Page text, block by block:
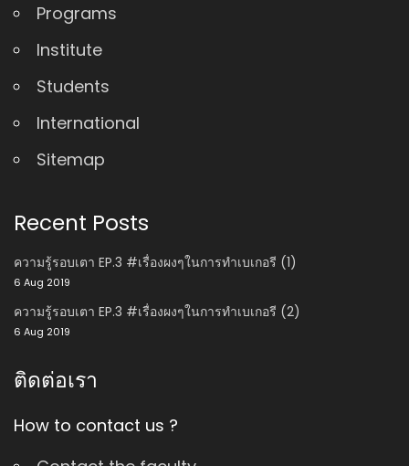
Programs
Institute
Students
International
Sitemap
Recent Posts
ความรู้รอบเตา EP.3 #เรื่องผงๆในการทำเบเกอรี (1)
6 Aug 2019
ความรู้รอบเตา EP.3 #เรื่องผงๆในการทำเบเกอรี (2)
6 Aug 2019
ติดต่อเรา
How to contact us ?